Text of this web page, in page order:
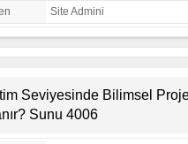
Site Admini
Seviyesinde Bilimsel Proje
Sunu 4006